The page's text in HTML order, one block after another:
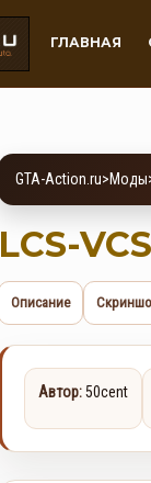
ГЛАВНАЯ
GTA-Action.ru>Моды
LCS-
Описание
Автор:50cent